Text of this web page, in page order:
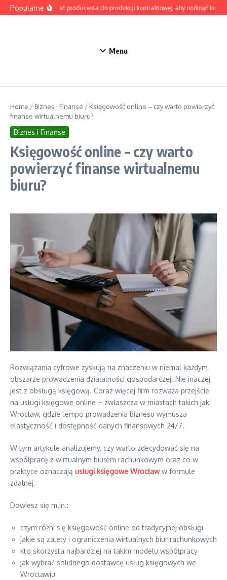
Przejdź do treści
PopularneJak wybrać producenta do produkcji kontraktowej, aby uniknąć
Menu
Home / Biznes i Finanse / Księgowość online – czy warto powierzyć
finanse wirtualnemu biuru?
Biznes i Finanse
Księgowość online – czy warto
powierzyć finanse wirtualnemu
biuru?
Rozwiązania cyfrowe zyskują na znaczeniu w niemal każdym
obszarze prowadzenia działalności gospodarczej. Nie inaczej
jest z obsługą księgową. Coraz więcej firm rozważa przejście
na usługi księgowe online – zwłaszcza w miastach takich jak
Wrocław, gdzie tempo prowadzenia biznesu wymusza
elastyczność i dostępność danych finansowych 24/7.
W tym artykule analizujemy, czy warto zdecydować się na
współpracę z wirtualnym biurem rachunkowym oraz co w
praktyce oznaczają usługi księgowe Wrocławw formule
zdalnej.
Dowiesz się m.in.:
czym różni się księgowość online od tradycyjnej obsługi
jakie są zalety i ograniczenia wirtualnych biur rachunkowych
kto skorzysta najbardziej na takim modelu współpracy
jak wybrać solidnego dostawcę usług księgowych we
Wrocławiu